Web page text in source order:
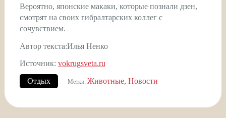
Вероятно, японские макаки, которые познали дзен,
смотрят на своих гибралтарских коллег с
сочувствием.
Автор текста:Илья Ненко
Источник: vokrugsveta.ru
Отдых Метки: Животные Новости